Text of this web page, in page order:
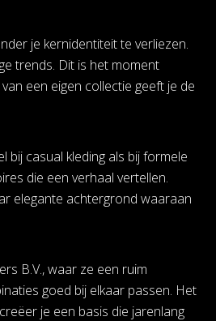
je kernidentiteit te verliezen.
trends. Dit is het moment
een eigen collectie geeft je de
bij casual kleding als bij formele
die een verhaal vertellen.
elegante achtergrond waaraan
B.V., waar ze een ruim
goed bij elkaar passen. Het
je een basis die jarenlang